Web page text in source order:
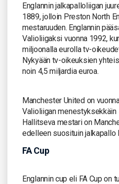
Englannin jalkapalloliigan
1889, jolloin Preston North
mestaruuden. Englannin
Valioliigaksi vuonna 1992,
miljoonalla eurolla tv-
Nykyään tv-oikeuksien
noin 4,5 miljardia euroa.
Manchester United on
Valioliigan menestyksekkäin
Hallitseva mestari on
edelleen suosituin jalkapallo
FA Cup
Englannin cup eli FA Cup on